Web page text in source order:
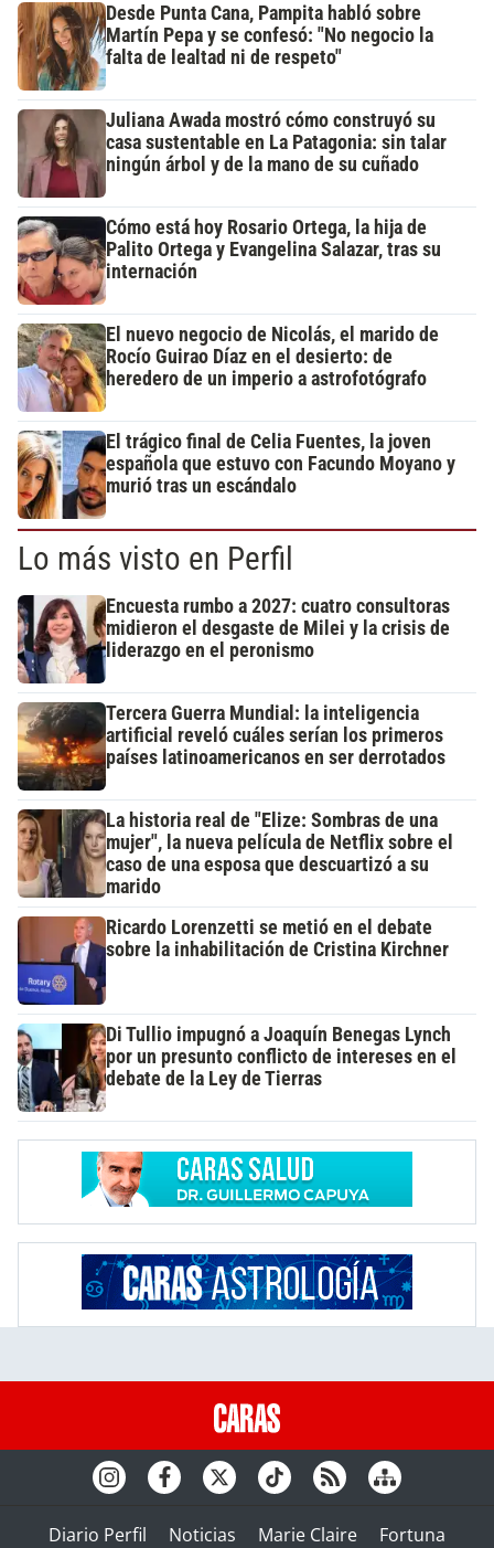
Desde Punta Cana, Pampita habló sobre
Martín Pepa y se confesó: "No negocio la
falta de lealtad ni de respeto"
Juliana Awada mostró cómo construyó su
casa sustentable en La Patagonia: sin talar
ningún árbol y de la mano de su cuñado
Cómo está hoy Rosario Ortega, la hija de
Palito Ortega y Evangelina Salazar, tras su
internación
El nuevo negocio de Nicolás, el marido de
Rocío Guirao Díaz en el desierto: de
heredero de un imperio a astrofotógrafo
El trágico final de Celia Fuentes, la joven
española que estuvo con Facundo Moyano y
murió tras un escándalo
Lo más visto en Perfil
Encuesta rumbo a 2027: cuatro consultoras
midieron el desgaste de Milei y la crisis de
liderazgo en el peronismo
Tercera Guerra Mundial: la inteligencia
artificial reveló cuáles serían los primeros
países latinoamericanos en ser derrotados
La historia real de "Elize: Sombras de una
mujer", la nueva película de Netflix sobre el
caso de una esposa que descuartizó a su
marido
Ricardo Lorenzetti se metió en el debate
sobre la inhabilitación de Cristina Kirchner
Di Tullio impugnó a Joaquín Benegas Lynch
por un presunto conflicto de intereses en el
debate de la Ley de Tierras
Diario Perfil Noticias Marie Claire Fortuna